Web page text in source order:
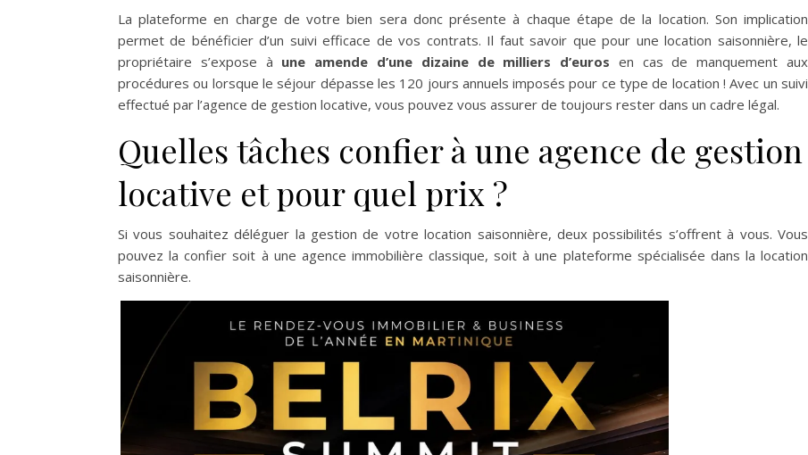
La plateforme en charge de votre bien sera donc présente à chaque étape de la location. Son implication
permet de bénéficier d’un suivi efficace de vos contrats. Il faut savoir que pour une location saisonnière, le
propriétaire s’expose à une amende d’une dizaine de milliers d’euros en cas de manquement aux
procédures ou lorsque le séjour dépasse les 120 jours annuels imposés pour ce type de location ! Avec un suivi
effectué par l’agence de gestion locative, vous pouvez vous assurer de toujours rester dans un cadre légal.
Quelles tâches confier à une agence de gestion
locative et pour quel prix ?
Si vous souhaitez déléguer la gestion de votre location saisonnière, deux possibilités s’offrent à vous. Vous
pouvez la confier soit à une agence immobilière classique, soit à une plateforme spécialisée dans la location
saisonnière.